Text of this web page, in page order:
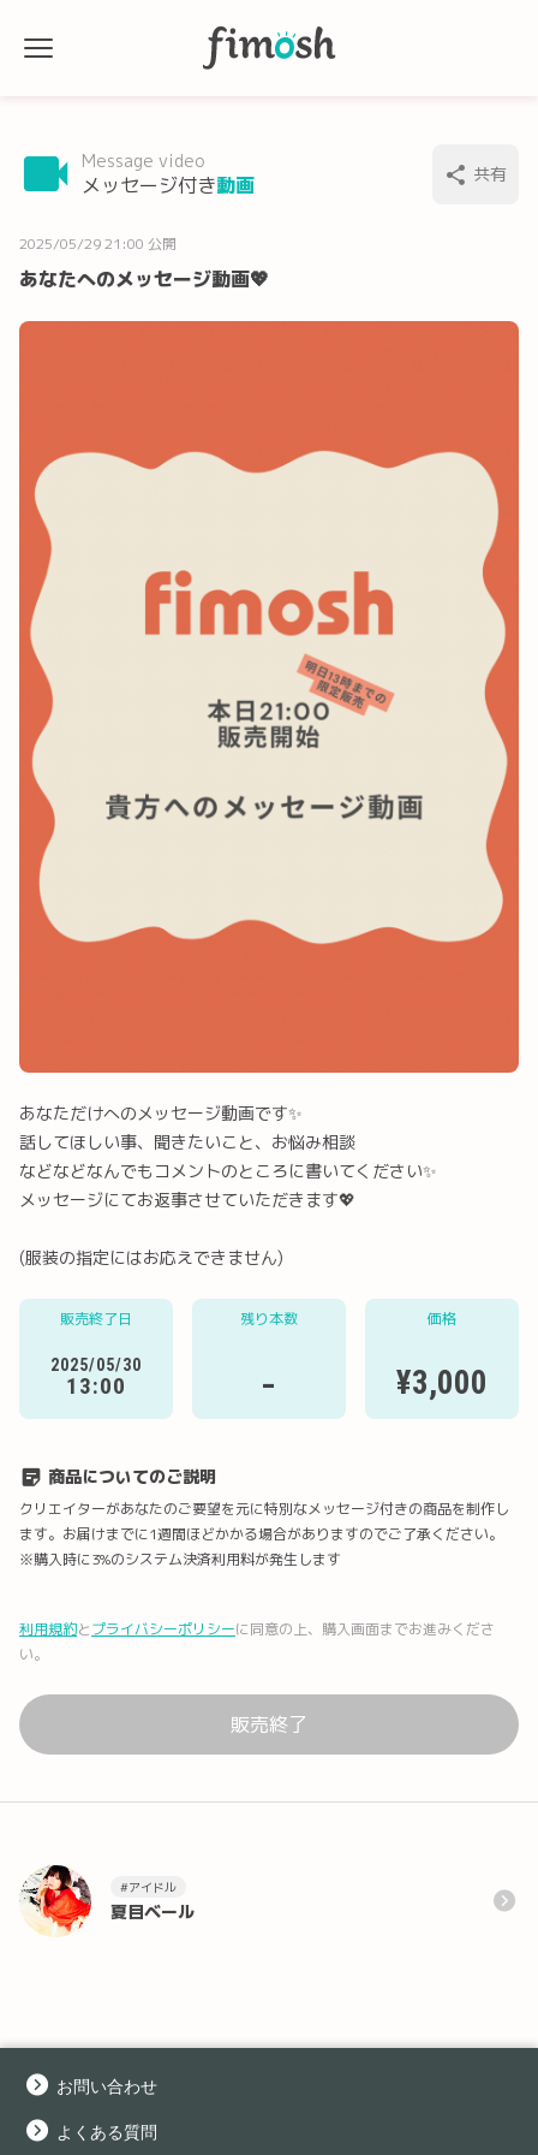
Message video
メッセージ付き動画 共有
2025/05/29 21:00 公開
あなたへのメッセージ動画💖
あなただけへのメッセージ動画です✨
話してほしい事、聞きたいこと、お悩み相談
などなどなんでもコメントのところに書いてください✨
メッセージにてお返事させていただきます💖
(服装の指定にはお応えできません)
販売終了日
2025/05/30
13:00
残り本数
-
価格
¥3,000
商品についてのご説明
クリエイターがあなたのご要望を元に特別なメッセージ付きの商品を制作し
ます。お届けまでに1週間ほどかかる場合がありますのでご了承ください。
※購入時に3%のシステム決済利用料が発生します
利用規約とプライバシーポリシーに同意の上、購入画面までお進みくださ
い。
販売終了
#アイドル
夏目ベール
お問い合わせ
よくある質問
Twitter LINE メール Facebook
URLコピー